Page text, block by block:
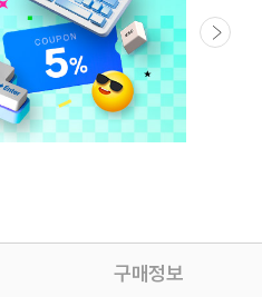
구매정보